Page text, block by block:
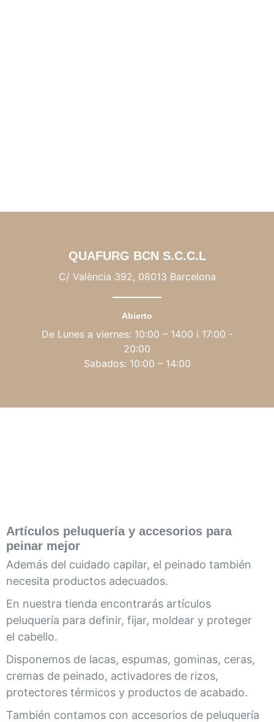
QUAFURG BCN S.C.C.L
C/ València 392, 08013 Barcelona
Abierto
De Lunes a viernes: 10:00 – 1400 i 17:00 -
20:00
Sabados: 10:00 – 14:00
Artículos peluquería y accesorios para
peinar mejor
Además del cuidado capilar, el peinado también
necesita productos adecuados.
En nuestra tienda encontrarás artículos
peluquería para definir, fijar, moldear y proteger
el cabello.
Disponemos de lacas, espumas, gominas, ceras,
cremas de peinado, activadores de rizos,
protectores térmicos y productos de acabado.
También contamos con accesorios de peluquería